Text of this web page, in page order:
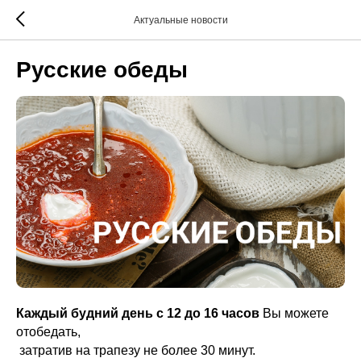
Актуальные новости
Русские обеды
Каждый будний день с 12 до 16 часов Вы можете
отобедать,
затратив на трапезу не более 30 минут.